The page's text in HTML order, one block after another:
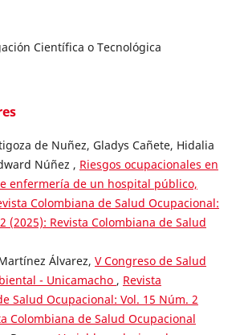
Científica o Tecnológica
de Nuñez, Gladys Cañete, Hidalia
Núñez , Riesgos ocupacionales en
enfermería de un hospital público,
Colombiana de Salud Ocupacional:
(2025): Revista Colombiana de Salud
Álvarez, V Congreso de Salud
- Unicamacho , Revista
Salud Ocupacional: Vol. 15 Núm. 2
Colombiana de Salud Ocupacional